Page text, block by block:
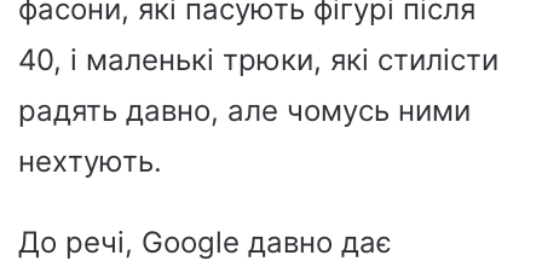
фасони, які пасують фігурі після
40, і маленькі трюки, які стилісти
радять давно, але чомусь ними
нехтують.
До речі, Google давно дає